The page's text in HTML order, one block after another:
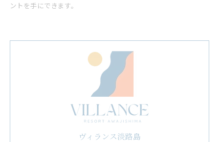
ントを手にできます。
ヴィランス淡路島